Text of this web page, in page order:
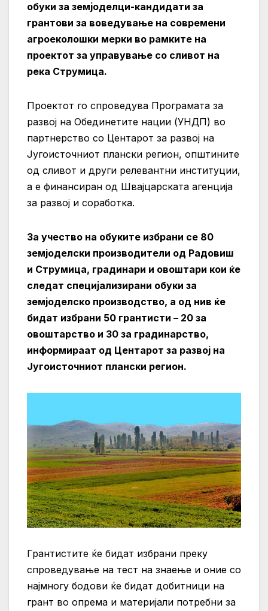
обуки за земјоделци-кандидати за
грантови за воведување на современи
агроеколошки мерки во рамките на
проектот за управување со сливот на
река Струмица.
Проектот го спроведува Програмата за
развој на Обединетите нации (УНДП) во
партнерство со Центарот за развој на
Југоисточниот плански регион, општините
од сливот и други релевантни институции,
а е финансиран од Швајцарската агенција
за развој и соработка.
За учество на обуките избрани се 80
земјоделски производители од Радовиш
и Струмица, градинари и овоштари кои ќе
следат специјализирани обуки за
земјоделско производство, а од нив ќе
бидат избрани 50 грантисти – 20 за
овоштарство и 30 за градинарство,
информираат од Центарот за развој на
Југоисточниот плански регион.
Грантистите ќе бидат избрани преку
спроведување на тест на знаење и оние со
најмногу бодови ќе бидат добитници на
грант во опрема и материјали потребни за